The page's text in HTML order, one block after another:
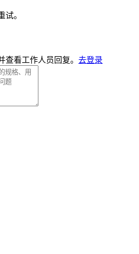
试。
查看工作人员回复。 去登录